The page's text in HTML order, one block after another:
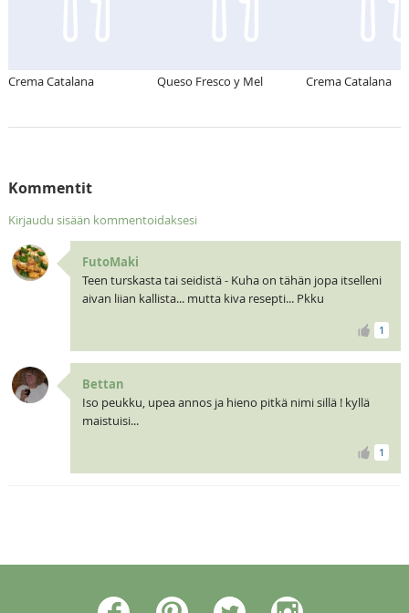
Crema Catalana Queso Fresco y Mel Crema Catalana
Kommentit
Kirjaudu sisään kommentoidaksesi
FutoMaki
Teen turskasta tai seidistä - Kuha on tähän jopa itselleni
aivan liian kallista... mutta kiva resepti... Pkku
1
Bettan
Iso peukku, upea annos ja hieno pitkä nimi sillä ! kyllä
maistuisi...
1